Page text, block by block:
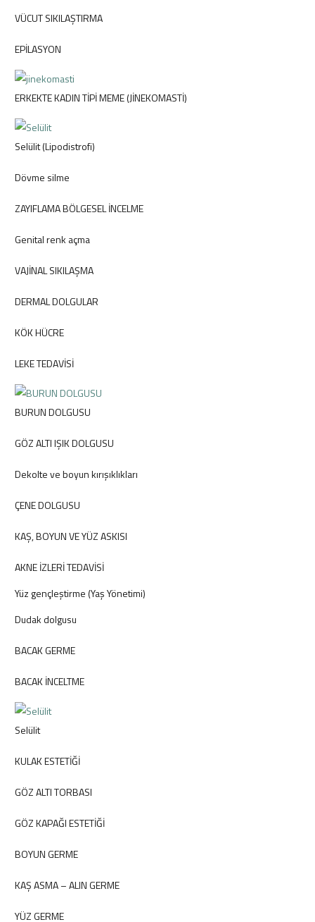
VÜCUT SIKILAŞTIRMA
EPİLASYON
ERKEKTE KADIN TİPİ MEME (JİNEKOMASTİ)
Selülit (Lipodistrofi)
Dövme silme
ZAYIFLAMA BÖLGESEL İNCELME
Genital renk açma
VAJİNAL SIKILAŞMA
DERMAL DOLGULAR
KÖK HÜCRE
LEKE TEDAVİSİ
BURUN DOLGUSU
GÖZ ALTI IŞIK DOLGUSU
Dekolte ve boyun kırışıklıkları
ÇENE DOLGUSU
KAŞ, BOYUN VE YÜZ ASKISI
AKNE İZLERİ TEDAVİSİ
Yüz gençleştirme (Yaş Yönetimi)
Dudak dolgusu
BACAK GERME
BACAK İNCELTME
Selülit
KULAK ESTETİĞİ
GÖZ ALTI TORBASI
GÖZ KAPAĞI ESTETİĞİ
BOYUN GERME
KAŞ ASMA – ALIN GERME
YÜZ GERME